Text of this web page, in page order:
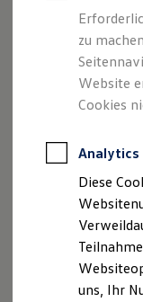
Leasing
Kfz-
viel
zu
Website
Cookies
Analytics
Diese
uns, Ihr